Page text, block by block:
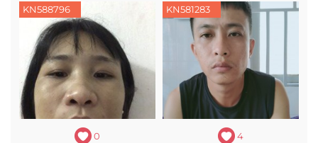
KN588796
0
KN581283
4